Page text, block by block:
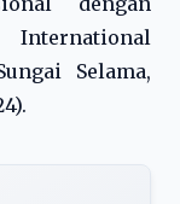
Selama,